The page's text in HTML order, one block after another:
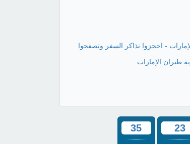
- احجزوا تذاكر السفر وتصفحوا
طيران الإمارات.
23
35